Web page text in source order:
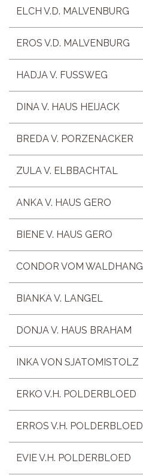
ELCH V.D. MALVENBURG
EROS V.D. MALVENBURG
HADJA V. FUSSWEG
DINA V. HAUS HEIJACK
BREDA V. PORZENACKER
ZULA V. ELBBACHTAL
ANKA V. HAUS GERO
BIENE V. HAUS GERO
CONDOR VOM WALDHANG
BIANKA V. LANGEL
DONJA V. HAUS BRAHAM
INKA VON SJATOMISTOLZ
ERKO V.H. POLDERBLOED
ERROS V.H. POLDERBLOED
EVIE V.H. POLDERBLOED